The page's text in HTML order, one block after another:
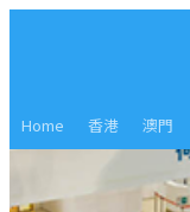
Home 香港 澳門